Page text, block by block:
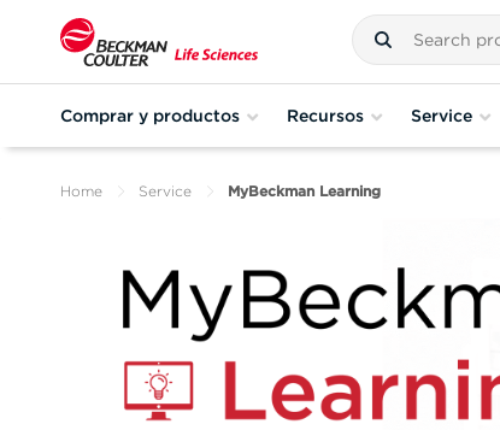
Comprar y productos Recursos Service
Home Service MyBeckman Learning